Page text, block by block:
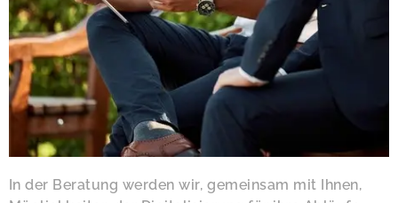
In der Beratung werden wir, gemeinsam mit Ihnen,